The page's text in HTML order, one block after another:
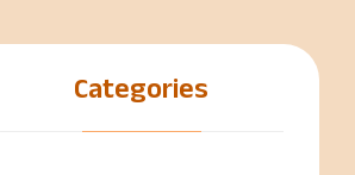
Categories